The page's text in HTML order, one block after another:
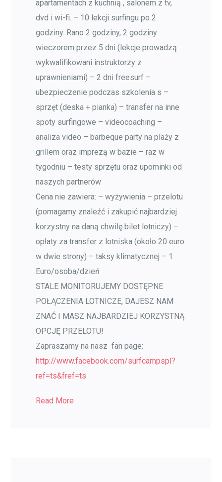
apartamentach z kuchnią , salonem z tv,
dvd i wi-fi. – 10 lekcji surfingu po 2
godziny. Rano 2 godziny, 2 godziny
wieczorem przez 5 dni (lekcje prowadzą
wykwalifikowani instruktorzy z
uprawnieniami) – 2 dni freesurf –
ubezpieczenie podczas szkolenia s –
sprzęt (deska + pianka) – transfer na inne
spoty surfingowe – videocoaching –
analiza video – barbeque party na plaży z
grillem oraz imprezą w bazie – raz w
tygodniu – testy sprzętu oraz upominki od
naszych partnerów
Cena nie zawiera: – wyżywienia – przelotu
(pomagamy znaleźć i zakupić najbardziej
korzystny na daną chwilę bilet lotniczy) –
opłaty za transfer z lotniska (około 20 euro
w dwie strony) – taksy klimatycznej – 1
Euro/osoba/dzień
STALE MONITORUJEMY DOSTĘPNE
POŁĄCZENIA LOTNICZE, DAJESZ NAM
ZNAĆ I MASZ NAJBARDZIEJ KORZYSTNĄ
OPCJĘ PRZELOTU!
Zapraszamy na nasz fan page:
http://www.facebook.com/surfcampspl?
ref=ts&fref=ts
Read More